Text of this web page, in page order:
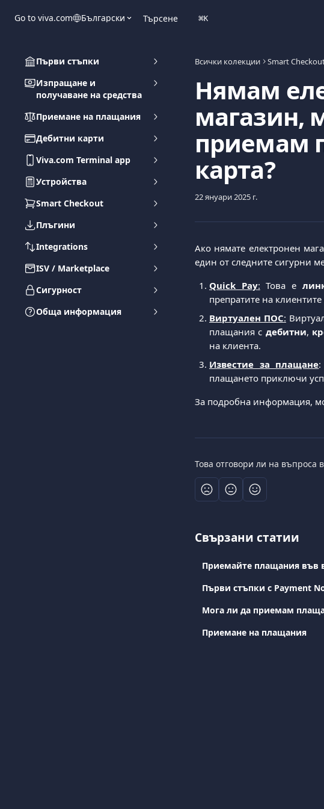
Go to viva.com Български Търсене ⌘K
Първи стъпки
Изпращане и
получаване на средства
Приемане на плащания
Дебитни карти
Viva.com Terminal app
Устройства
Smart Checkout
Плъгини
Integrations
ISV / Marketplace
Сигурност
Обща информация
Всички колекции Smart
Нямам
магазин,
приемам
карта?
22 януари 2025 г.
Ако нямате електронен
един от следните сигурни
Quick Pay: Това е
препратите на
Виртуален ПОС:
плащания с дебитни,
на клиента.
Известие за плащане:
плащането приключи
За подробна информация,
Това отговори ли на въпроса
Свързани статии
Приемайте плащания във
Първи стъпки с Payment
Мога ли да приемам
Приемане на плащания